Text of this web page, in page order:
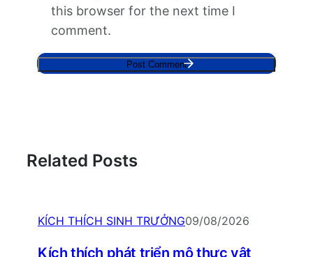
this browser for the next time I
comment.
Related Posts
KÍCH THÍCH SINH TRƯỞNG09/08/2026
Kích thích phát triển mô thực vật